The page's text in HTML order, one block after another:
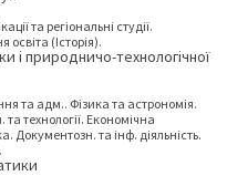
та регіональні студії.
освіта (Історія).
і природничо-технологічної
та адм.. Фізика та астрономія.
технології. Економічна
Документозн. та інф. діяльність.